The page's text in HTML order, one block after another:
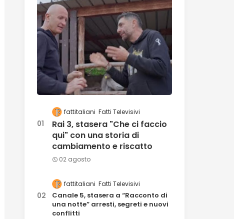
fattitaliani Fatti Televisivi
Rai 3, stasera "Che ci faccio
qui" con una storia di
cambiamento e riscatto
02 agosto
fattitaliani Fatti Televisivi
Canale 5, stasera a “Racconto di
una notte” arresti, segreti e nuovi
conflitti